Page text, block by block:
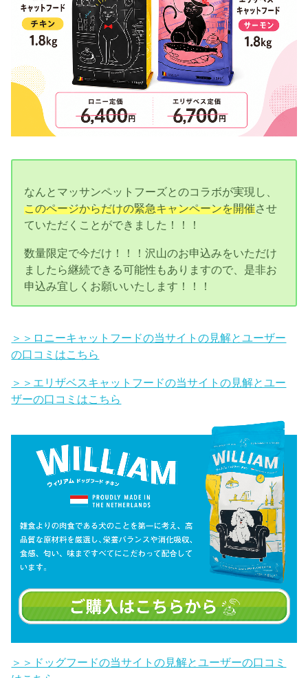
なんとマッサンペットフーズとのコラボが実現し、
このページからだけの緊急キャンペーンを開催させ
ていただくことができました！！！
数量限定で今だけ！！！沢山のお申込みをいただけ
ましたら継続できる可能性もありますので、是非お
申込み宜しくお願いいたします！！！
＞＞ロニーキャットフードの当サイトの見解とユーザー
の口コミはこちら
＞＞エリザベスキャットフードの当サイトの見解とユー
ザーの口コミはこちら
＞＞ドッグフードの当サイトの見解とユーザーの口コミ